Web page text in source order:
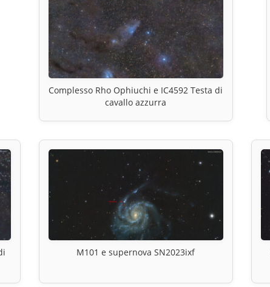
Complesso Rho Ophiuchi e IC4592 Testa di
cavallo azzurra
M101 e supernova SN2023ixf